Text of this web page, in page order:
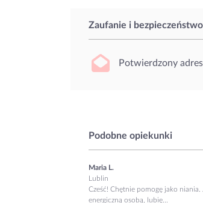
Zaufanie i bezpieczeństwo
Potwierdzony
Podobne opiekunki
Maria L.
Lublin
Cześć! Chętnie pomogę jako niania.
energiczną osobą, lubię...